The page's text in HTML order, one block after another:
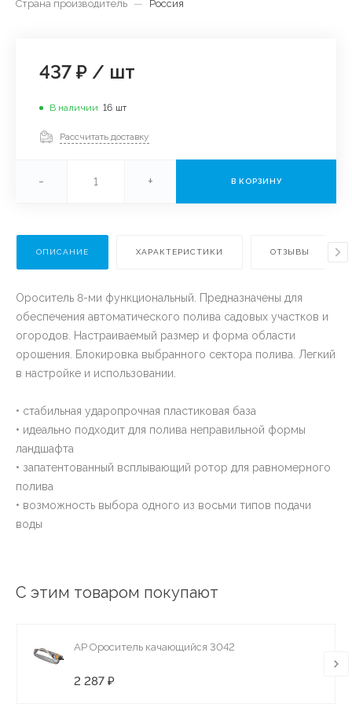
Страна производитель — Россия
437 ₽ / шт
В наличии 16 шт
Рассчитать доставку
- + В КОРЗИНУ
ОПИСАНИЕ ХАРАКТЕРИСТИКИ ОТЗЫВЫ
Ороситель 8-ми функциональный. Предназначены для
обеспечения автоматического полива садовых участков и
огородов. Настраиваемый размер и форма области
орошения. Блокировка выбранного сектора полива. Легкий
в настройке и использовании.
• стабильная ударопрочная пластиковая база
• идеально подходит для полива неправильной формы
ландшафта
• запатентованный всплывающий ротор для равномерного
полива
• возможность выбора одного из восьми типов подачи
воды
С этим товаром покупают
AP Ороситель качающийся 3042
2 287 ₽